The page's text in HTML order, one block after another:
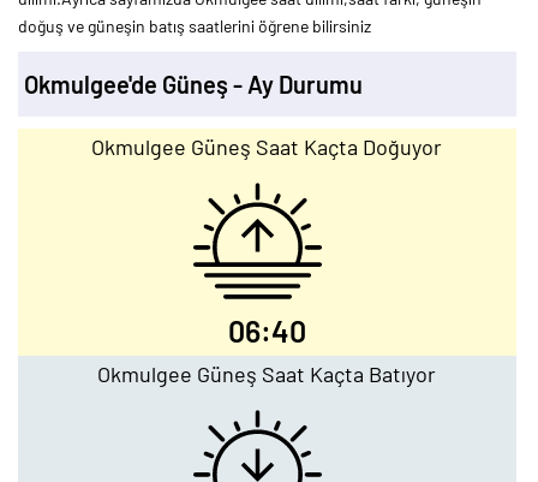
doğuş ve güneşin batış saatlerini öğrene bilirsiniz
Okmulgee'de Güneş - Ay Durumu
Okmulgee Güneş Saat Kaçta Doğuyor
06:40
Okmulgee Güneş Saat Kaçta Batıyor